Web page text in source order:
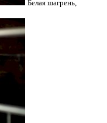
Белая шагрень,